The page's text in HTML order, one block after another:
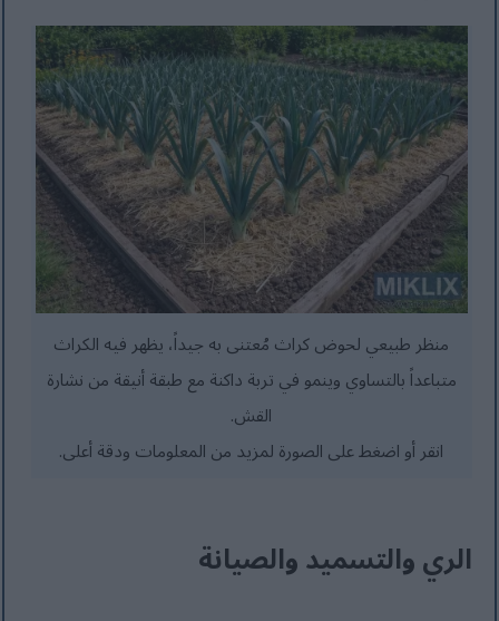
منظر طبيعي لحوض كراث مُعتنى به جيداً، يظهر فيه الكراث
متباعداً بالتساوي وينمو في تربة داكنة مع طبقة أنيقة من نشارة
القش.
انقر أو اضغط على الصورة لمزيد من المعلومات ودقة أعلى.
الري والتسميد والصيانة